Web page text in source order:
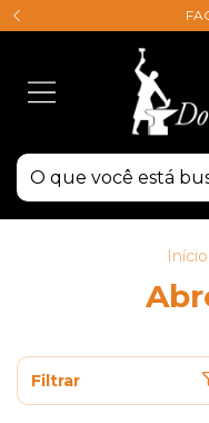
Início
Filtrar